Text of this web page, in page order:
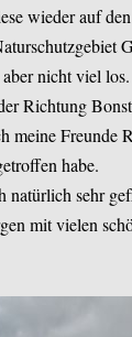
wieder auf
nicht viel los.
Richtung
meine Freunde
habe.
natürlich sehr
mit vielen